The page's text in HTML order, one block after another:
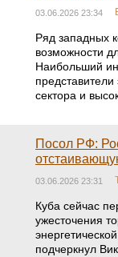
03.06.2026 23:34
Ряд западных
возможности
Наибольший
сектора и
Посол РФ:
03.06.2026 23:31
Куба сейчас
ужесточения
подчеркнул